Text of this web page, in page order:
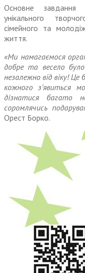
Основне завдання
унікального
сімейного та
життя.
«Ми намагаємося
добре та весело
незалежно від віку! Це
кожного з’явиться
дізнатися багато
соромлячись
Орест Борко.